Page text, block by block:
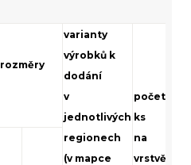
varianty
výrobků k
dodání
v
jednotlivých
regionech
(v mapce
počet
ks
na
vrstvě